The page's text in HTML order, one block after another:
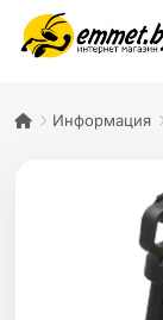
Информация